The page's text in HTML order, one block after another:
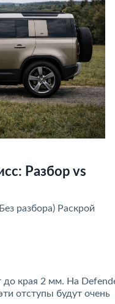
Разбор vs
разбора) Раскрой
края 2 мм. На
отступы будут очень